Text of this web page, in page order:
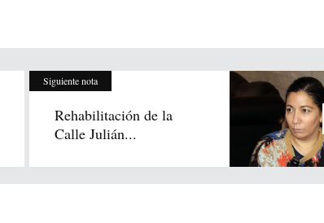
Siguiente nota
Rehabilitación de la
Calle Julián...